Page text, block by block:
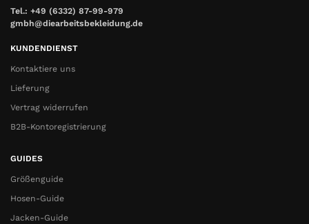
Tel.: +49 (6332) 87-99-979
gmbh@diearbeitsbekleidung.de
KUNDENDIENST
Kontaktiere uns
Lieferung
Vertrag widerrufen
B2B-Kontoregistrierung
GUIDES
Größenguide
Hosen-Guide
Jacken-Guide